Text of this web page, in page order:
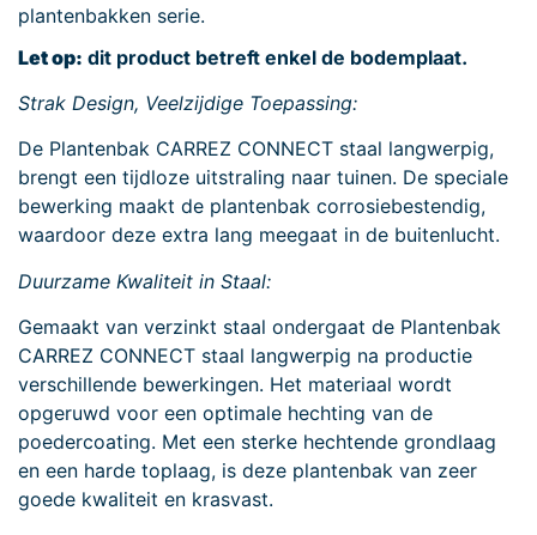
plantenbakken serie.
Let op: dit product betreft enkel de bodemplaat.
Strak Design, Veelzijdige Toepassing:
De Plantenbak CARREZ CONNECT staal langwerpig,
brengt een tijdloze uitstraling naar tuinen. De speciale
bewerking maakt de plantenbak corrosiebestendig,
waardoor deze extra lang meegaat in de buitenlucht.
Duurzame Kwaliteit in Staal:
Gemaakt van verzinkt staal ondergaat de Plantenbak
CARREZ CONNECT staal langwerpig na productie
verschillende bewerkingen. Het materiaal wordt
opgeruwd voor een optimale hechting van de
poedercoating. Met een sterke hechtende grondlaag
en een harde toplaag, is deze plantenbak van zeer
goede kwaliteit en krasvast.